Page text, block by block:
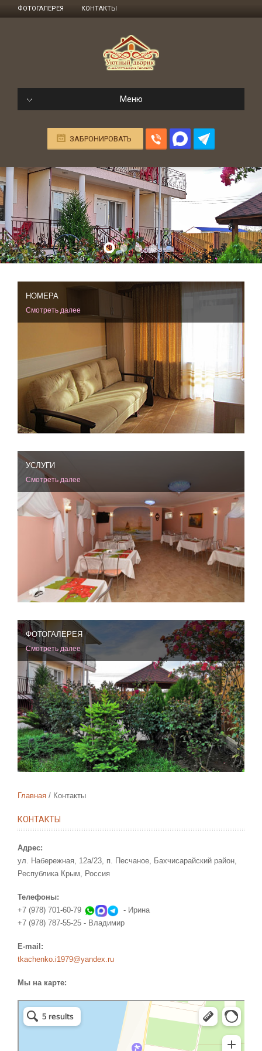
ФОТОГАЛЕРЕЯ КОНТАКТЫ
Меню
ЗАБРОНИРОВАТЬ
НОМЕРА
Смотреть далее
УСЛУГИ
Смотреть далее
ФОТОГАЛЕРЕЯ
Смотреть далее
Главная Контакты
КОНТАКТЫ
Адрес:
ул. Набережная, 12а/23, п. Песчаное, Бахчисарайский район,
Республика Крым, Россия
Телефоны:
+7 (978) 701-60-79
- Ирина
+7 (978) 787-55-25 - Владимир
Е-mail:
tkachenko.i1979@yandex.ru
Мы на карте:
Уютный дворик
Гостевой дом в Республике Крым